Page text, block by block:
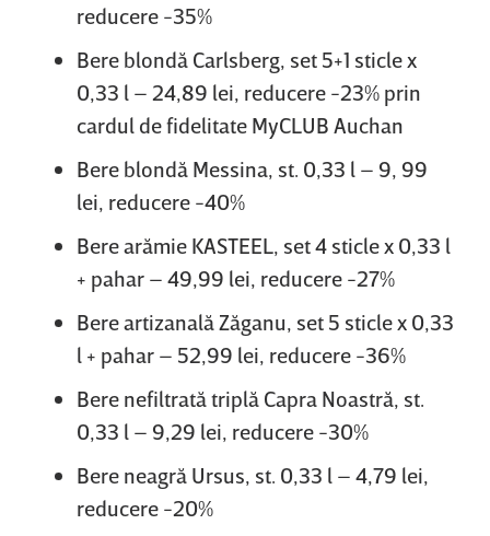
reducere -35%
Bere blondă Carlsberg, set 5+1 sticle x
0,33 l – 24,89 lei, reducere -23% prin
cardul de fidelitate MyCLUB Auchan
Bere blondă Messina, st. 0,33 l – 9, 99
lei, reducere -40%
Bere arămie KASTEEL, set 4 sticle x 0,33 l
+ pahar – 49,99 lei, reducere -27%
Bere artizanală Zăganu, set 5 sticle x 0,33
l + pahar – 52,99 lei, reducere -36%
Bere nefiltrată triplă Capra Noastră, st.
0,33 l – 9,29 lei, reducere -30%
Bere neagră Ursus, st. 0,33 l – 4,79 lei,
reducere -20%